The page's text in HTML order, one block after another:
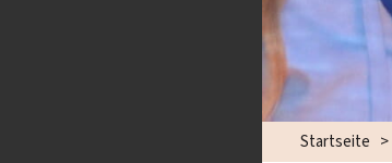
Startseite >